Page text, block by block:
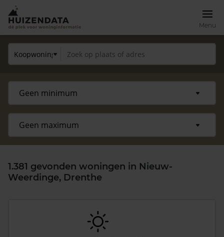
Menu
1.381 gevonden woningen in Nieuw-
Weerdinge, Drenthe